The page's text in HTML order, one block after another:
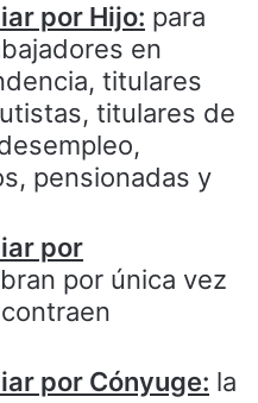
por Hijo: para
en
titulares
titulares de
pensionadas y
por
por única vez
por Cónyuge: la